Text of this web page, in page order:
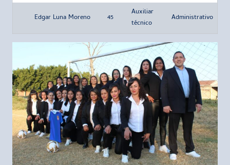
Edgar Luna Moreno 45
Auxiliar
técnico
Administrativo